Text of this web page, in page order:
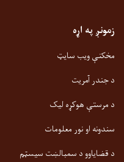
زمونږ په اړه
مخکنې ویب سایټ
د جندر آمریت
د مرستې هوکړه لیک
سندونه او نور معلومات
د قضایاوو د سمبالښت سیسټم